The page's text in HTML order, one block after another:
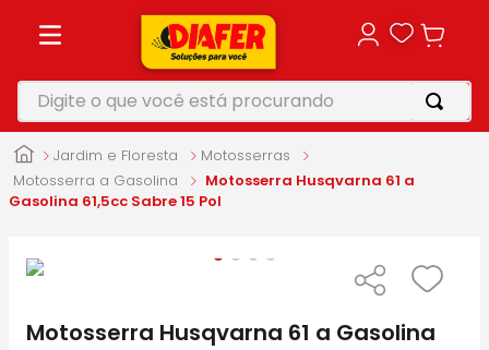
Digite o que você está procurando
Jardim e Floresta
Motosserras
Motosserra a Gasolina
Motosserra Husqvarna 61 a
Gasolina 61,5cc Sabre 15 Pol
Motosserra Husqvarna 61 a Gasolina
1º
motosserra
5º furadeira